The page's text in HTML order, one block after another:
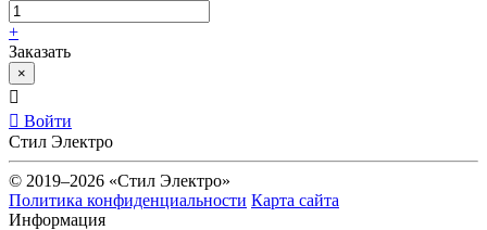
+
Заказать
×
Войти
Стил Электро
© 2019–2026 «Стил Электро»
Политика конфиденциальности Карта сайта
Информация